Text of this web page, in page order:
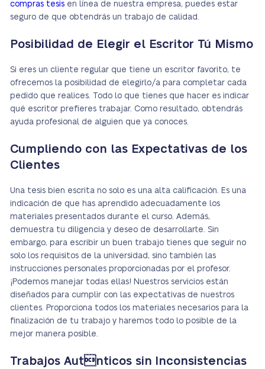
compras tesis en línea de nuestra empresa, puedes estar
seguro de que obtendrás un trabajo de calidad.
Posibilidad de Elegir el Escritor Tú Mismo
Si eres un cliente regular que tiene un escritor favorito, te
ofrecemos la posibilidad de elegirlo/a para completar cada
pedido que realices. Todo lo que tienes que hacer es indicar
qué escritor prefieres trabajar. Como resultado, obtendrás
ayuda profesional de alguien que ya conoces.
Cumpliendo con las Expectativas de los
Clientes
Una tesis bien escrita no solo es una alta calificación. Es una
indicación de que has aprendido adecuadamente los
materiales presentados durante el curso. Además,
demuestra tu diligencia y deseo de desarrollarte. Sin
embargo, para escribir un buen trabajo tienes que seguir no
solo los requisitos de la universidad, sino también las
instrucciones personales proporcionadas por el profesor.
¡Podemos manejar todas ellas! Nuestros servicios están
diseñados para cumplir con las expectativas de nuestros
clientes. Proporciona todos los materiales necesarios para la
finalización de tu trabajo y haremos todo lo posible de la
mejor manera posible.
Trabajos Autnticos sin Inconsistencias